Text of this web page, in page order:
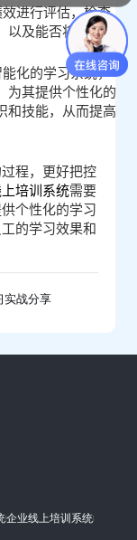
进行评估，检查
及能否将其应用
化的学习系统，
为其提供个性化的
和技能，从而提高
程，更好把控
培训系统需要
个性化的学习
的学习效果和
实战分享
企业线上培训系统